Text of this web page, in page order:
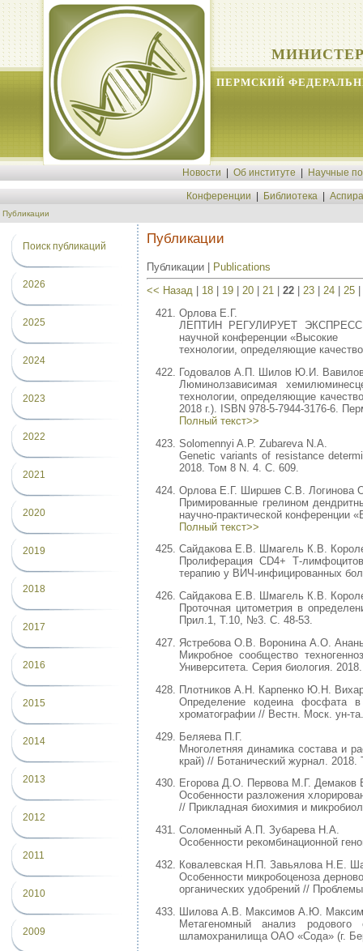
ПЕРМСКИЙ
Новости Об институте Научные
Конференции Библиотека
Публикации
Поиск публикаций
2026
2025
2024
2023
2022
2021
2020
2019
2018
2017
2016
2015
2014
2013
2012
2011
2010
2009
Публикации
Публикации | Publications
<< Назад
18 19 20 21 22 23 24 25
Орлова Е.Г.
ЛЕПТИН РЕГУЛИРУЕТ
научной конференции «Высокие
технологии, определяющие
Годовалов А.П. Шилов Ю.И.
Люминолзависимая
технологии, определяющие
2018 г.). ISBN 978-5-7944-3176-6.
Полный текст>>
Solomennyi A.P. Zubareva N.A.
Genetic variants of resistance
2018. Том 8 N. 4. С. 609.
Орлова Е.Г. Ширшев С.В. Логинова
Примированные грелином
научно-практической конференции
Полный текст>>
Сайдакова Е.В. Шмагель К.В.
Пролиферация CD4+ Т-
терапию у ВИЧ-инфицированных
Сайдакова Е.В. Шмагель К.В.
Проточная цитометрия в
Прил.1, Т.10, №3. С. 48-53.
Ястребова О.В. Воронина А.О.
Микробное сообщество
Университета. Серия биология.
Плотников А.Н. Карпенко Ю.Н.
Определение кодеина фосфата в
хроматографии // Вестн. Моск. ун-
Беляева П.Г.
Многолетняя динамика состава и
край) // Ботанический журнал.
Егорова Д.О. Первова М.Г. Демаков
Особенности разложения
// Прикладная биохимия и
Соломенный А.П. Зубарева Н.А.
Особенности рекомбинационной
Ковалевская Н.П. Завьялова Н.Е.
Особенности микробоценоза
органических удобрений //
Шилова А.В. Максимов А.Ю.
Метагеномный анализ
шламохранилища ОАО «Сода» (г.